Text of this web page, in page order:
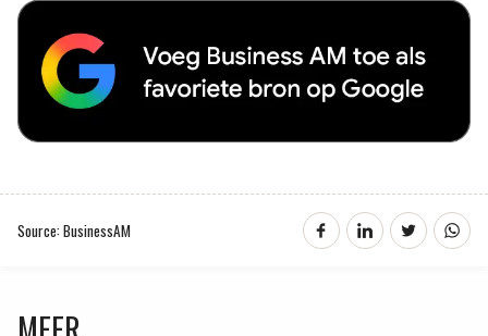
Source: BusinessAM